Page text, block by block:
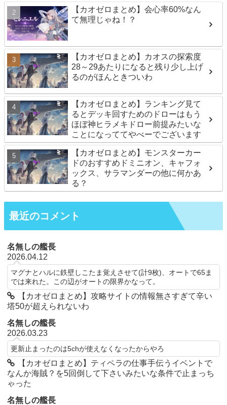
【カオゼロまとめ】会心率60%なん
て無理じゃね！？
【カオゼロまとめ】カオスの探索度
28～29あたりになると残り少し上げ
るのがほんときついわ
【カオゼロまとめ】ランキング見て
るとデッキ回すためのドローはもう
ほぼ神ヒラメキドロー前提みたいな
ことになっててやべーでございます
【カオゼロまとめ】モンスターカー
ドのおすすめドミニオン、キャフォ
ックス、サラマンダーの他に何かあ
る？
最近のコメント
名無しの艦長
2026.04.12
マグナとハルに鉄壁しこたま覚えさせて(計9枚)、オートで65ま
では来れた。この辺がオートの限界かなって。
【カオゼロまとめ】攻略サイトの情報無さすぎて辛い
塔50が超えられないわ
名無しの艦長
2026.03.23
更新止まったのは5chが使えなくなったからやろ
【カオゼロまとめ】ティペラの仕事手伝うイベントで
なんか海賊？を5回倒して下さいみたいな条件で止まっち
ゃった
名無しの艦長